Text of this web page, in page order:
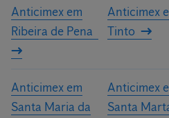
Anticimex em
Ribeira de Pena
Anticimex
Tinto
Anticimex em
Santa Maria da
Anticimex
Santa